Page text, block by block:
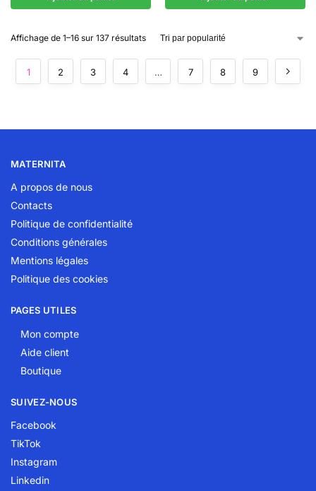
Affichage de 1–16 sur 137 résultats
1 2 3 4 … 7 8 9
MATERNITA
A propos de nous
Contacts
Politique de confidentialité
Conditions générales
Mentions légales
Politique des cookies
PAGES UTILES
Mon compte
Aide client
Boutique
SUIVEZ-NOUS
Facebook
TikTok
Instagram
Linkedin